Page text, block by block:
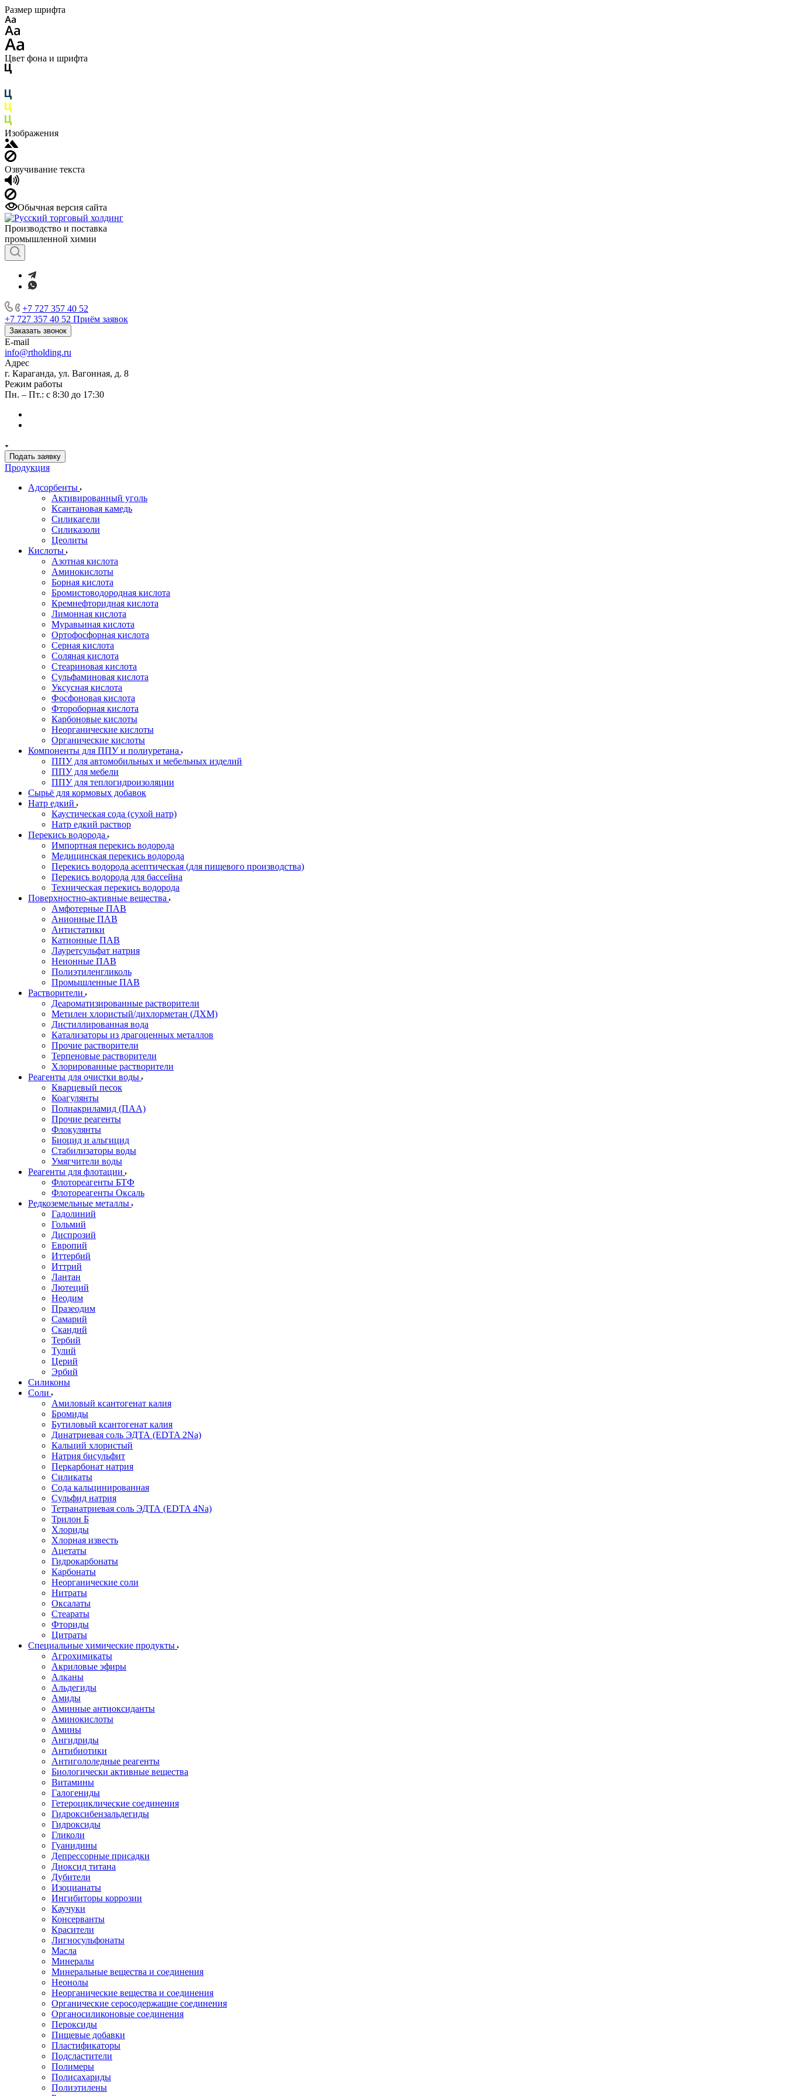
Размер шрифта
Цвет фона и шрифта
Изображения
Озвучивание текста
Обычная версия сайта
Производство и поставка
промышленной химии
+7 727 357 40 52
+7 727 357 40 52 Приём заявок
Заказать звонок
E-mail
info@rtholding.ru
Адрес
г. Караганда, ул. Вагонная, д. 8
Режим работы
Пн. – Пт.: с 8:30 до 17:30
Подать заявку
Продукция
Адсорбенты
Активированный уголь
Ксантановая камедь
Силикагели
Силиказоли
Цеолиты
Кислоты
Азотная кислота
Аминокислоты
Борная кислота
Бромистоводородная кислота
Кремнефторидная кислота
Лимонная кислота
Муравьиная кислота
Ортофосфорная кислота
Серная кислота
Соляная кислота
Стеариновая кислота
Сульфаминовая кислота
Уксусная кислота
Фосфоновая кислота
Фтороборная кислота
Карбоновые кислоты
Неорганические кислоты
Органические кислоты
Компоненты для ППУ и полиуретана
ППУ для автомобильных и мебельных изделий
ППУ для мебели
ППУ для теплогидроизоляции
Сырьё для кормовых добавок
Натр едкий
Каустическая сода (сухой натр)
Натр едкий раствор
Перекись водорода
Импортная перекись водорода
Медицинская перекись водорода
Перекись водорода асептическая (для пищевого производства)
Перекись водорода для бассейна
Техническая перекись водорода
Поверхностно-активные вещества
Амфотерные ПАВ
Анионные ПАВ
Антистатики
Катионные ПАВ
Лауретсульфат натрия
Неионные ПАВ
Полиэтиленгликоль
Промышленные ПАВ
Растворители
Деароматизированные растворители
Метилен хлористый/дихлорметан (ДХМ)
Дистиллированная вода
Катализаторы из драгоценных металлов
Прочие растворители
Терпеновые растворители
Хлорированные растворители
Реагенты для очистки воды
Кварцевый песок
Коагулянты
Полиакриламид (ПАА)
Прочие реагенты
Флокулянты
Биоцид и альгицид
Стабилизаторы воды
Умягчители воды
Реагенты для флотации
Флотореагенты БТФ
Флотореагенты Оксаль
Редкоземельные металлы
Гадолиний
Гольмий
Диспрозий
Европий
Иттербий
Иттрий
Лантан
Лютеций
Неодим
Празеодим
Самарий
Скандий
Тербий
Тулий
Церий
Эрбий
Силиконы
Соли
Амиловый ксантогенат калия
Бромиды
Бутиловый ксантогенат калия
Динатриевая соль ЭДТА (EDTA 2Na)
Кальций хлористый
Натрия бисульфит
Перкарбонат натрия
Силикаты
Сода кальцинированная
Сульфид натрия
Тетранатриевая соль ЭДТА (EDTA 4Na)
Трилон Б
Хлориды
Хлорная известь
Ацетаты
Гидрокарбонаты
Карбонаты
Неорганические соли
Нитраты
Оксалаты
Стеараты
Фториды
Цитраты
Специальные химические продукты
Агрохимикаты
Акриловые эфиры
Алканы
Альдегиды
Амиды
Аминные антиоксиданты
Аминокислоты
Амины
Ангидриды
Антибиотики
Антигололедные реагенты
Биологически активные вещества
Витамины
Галогениды
Гетероциклические соединения
Гидроксибензальдегиды
Гидроксиды
Гликоли
Гуанидины
Депрессорные присадки
Диоксид титана
Дубители
Изоцианаты
Ингибиторы коррозии
Каучуки
Консерванты
Красители
Лигносульфонаты
Масла
Минералы
Минеральные вещества и соединения
Неонолы
Неорганические вещества и соединения
Органические серосодержащие соединения
Органосиликоновые соединения
Пероксиды
Пищевые добавки
Пластификаторы
Подсластители
Полимеры
Полисахариды
Полиэтилены